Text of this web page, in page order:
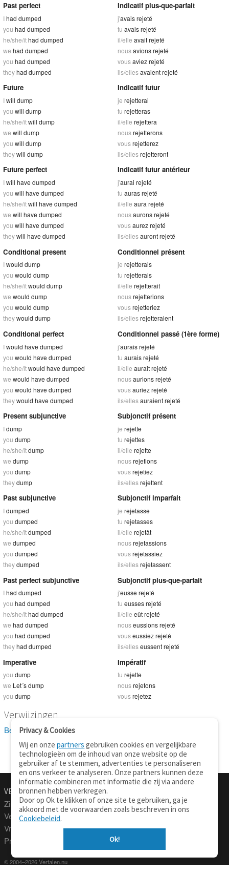
Past perfect
Ihad dumped
you had dumped
he/she/ithad dumped
we had dumped
you had dumped
theyhad dumped
Indicatif plus-que-parfait
j'avais rejeté
tu avais rejeté
il/elle avait rejeté
nousavions rejeté
vousaviez rejeté
ils/ellesavaient rejeté
Future
Iwill dump
you will dump
he/she/itwill dump
we will dump
you will dump
theywill dump
Indicatif futur
je rejetterai
tu rejetteras
il/elle rejettera
nousrejetterons
vousrejetterez
ils/ellesrejetteront
Future perfect
Iwill have dumped
you will have dumped
he/she/itwill have dumped
we will have dumped
you will have dumped
theywill have dumped
Indicatif futur antérieur
j'aurai rejeté
tu auras rejeté
il/elle aura rejeté
nousaurons rejeté
vousaurez rejeté
ils/ellesauront rejeté
Conditional present
Iwould dump
you would dump
he/she/itwould dump
we would dump
you would dump
theywould dump
Conditionnel présent
je rejetterais
tu rejetterais
il/elle rejetterait
nousrejetterions
vousrejetteriez
ils/ellesrejetteraient
Conditional perfect
Iwould have dumped
you would have dumped
he/she/itwould have dumped
we would have dumped
you would have dumped
theywould have dumped
Conditionnel passé (1ère forme)
j'aurais rejeté
tu aurais rejeté
il/elle aurait rejeté
nousaurions rejeté
vousauriez rejeté
ils/ellesauraient rejeté
Present subjunctive
Idump
you dump
he/she/itdump
we dump
you dump
theydump
Subjonctif présent
je rejette
tu rejettes
il/elle rejette
nousrejetions
vousrejetiez
ils/ellesrejettent
Past subjunctive
Idumped
you dumped
he/she/itdumped
we dumped
you dumped
theydumped
Subjonctif imparfait
je rejetasse
tu rejetasses
il/elle rejetât
nousrejetassions
vousrejetassiez
ils/ellesrejetassent
Past perfect subjunctive
Ihad dumped
you had dumped
he/she/ithad dumped
we had dumped
you had dumped
theyhad dumped
Subjonctif plus-que-parfait
j'eusse rejeté
tu eusses rejeté
il/elle eût rejeté
nouseussions rejeté
vouseussiez rejeté
ils/elleseussent rejeté
Imperative
you dump
we Let´s dump
you dump
Impératif
tu rejette
nousrejetons
vousrejetez
Verwijzingen
Bekijk 6 definitie(s) van dump
VERTALEN.NU
Zinnen vertalen
Verklarend woordenboek
Vraagbaak
Professionele vertaling
© 2004–2026 Vertalen.nu
Over deze site
Privacy
Privacy & Cookies
Wij en onzepartners gebruiken cookies en vergelijkbare
technologieën om de inhoud van onze website op de
gebruiker af te stemmen, advertenties te personaliseren
en ons verkeer te analyseren. Onze partners kunnen deze
informatie combineren met informatie die zij via andere
bronnen hebben verkregen.
Door op Ok te klikken of onze site te gebruiken, ga je
akkoord met de voorwaarden zoals beschreven in ons
Cookiebeleid.
Ok!